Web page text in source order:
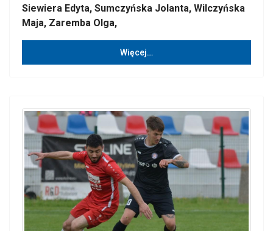
Siewiera Edyta, Sumczyńska Jolanta, Wilczyńska
Maja, Zaremba Olga,
Więcej…